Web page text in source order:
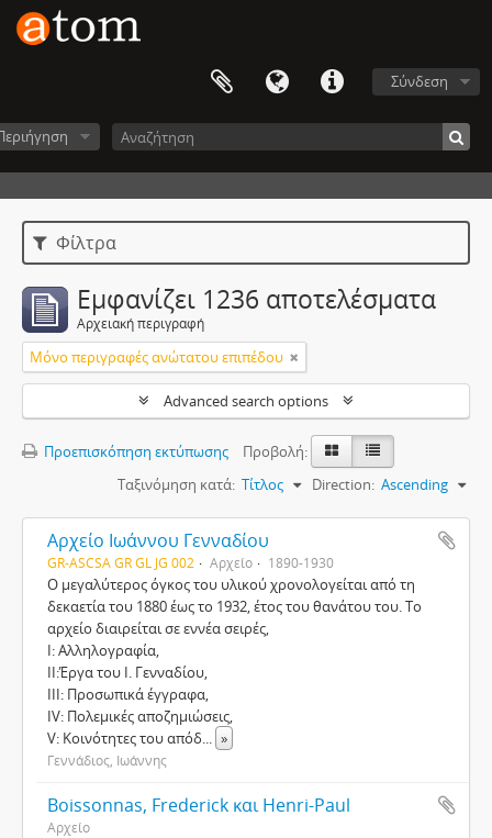
Σύνδεση
Φίλτρα
Εμφανίζει 1236 αποτελέσματα
Αρχειακή περιγραφή
Μόνο περιγραφές ανώτατου επιπέδου
Advanced search options
Προεπισκόπηση εκτύπωσης
Προβολή:
Ταξινόμηση κατά: Τίτλος Direction: Ascending
Aρχείο Ιωάννου Γενναδίου
GR-ASCSA GR GL JG 002 Αρχείο 1890-1930
Ο μεγαλύτερος όγκος του υλικού χρονολογείται από τη
δεκαετία του 1880 έως το 1932, έτος του θανάτου του. Το
αρχείο διαιρείται σε εννέα σειρές,
Ι: Αλληλογραφία,
ΙΙ:Έργα του Ι. Γενναδίου,
ΙΙΙ: Προσωπικά έγγραφα,
IV: Πολεμικές αποζημιώσεις,
V: Κοινότητες του απόδ... »
Γεννάδιος, Ιωάννης
Boissonnas, Frederick και Henri-Paul
Αρχείο